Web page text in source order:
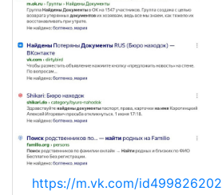
https://m.vk.com/id499826202